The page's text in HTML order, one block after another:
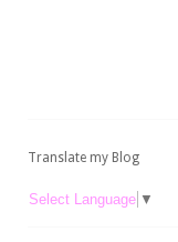
Translate my Blog
Select Language ▼